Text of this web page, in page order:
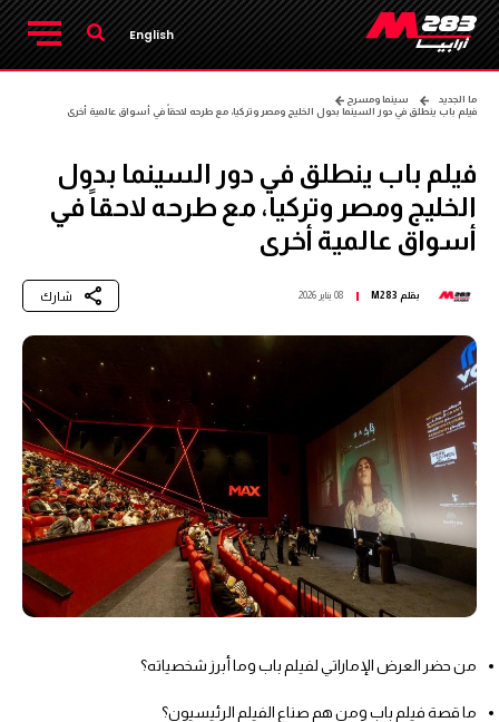
English
ما الجديد
سينما ومسرح
فيلم باب ينطلق في دور السينما بدول الخليج ومصر وتركيا، مع طرحه لاحقاً في أسواق عالمية أخرى
فيلم باب ينطلق في دور السينما بدول
الخليج ومصر وتركيا، مع طرحه لاحقاً في
أسواق عالمية أخرى
بقلم M283 08 يناير 2026 شارك
من حضر العرض الإماراتي لفيلم باب وما أبرز شخصياته؟
ما قصة فيلم باب ومن هم صناع الفيلم الرئيسيون؟